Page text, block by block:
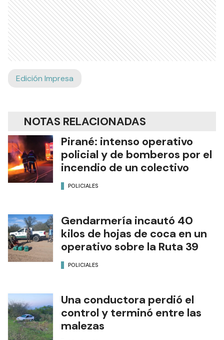
Edición Impresa
NOTAS RELACIONADAS
Pirané: intenso operativo
policial y de bomberos por el
incendio de un colectivo
POLICIALES
Gendarmería incautó 40
kilos de hojas de coca en un
operativo sobre la Ruta 39
POLICIALES
Una conductora perdió el
control y terminó entre las
malezas